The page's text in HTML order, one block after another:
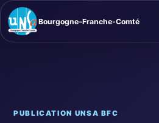
Bourgogne–Franche-Comté
PUBLICATION UNSA BFC